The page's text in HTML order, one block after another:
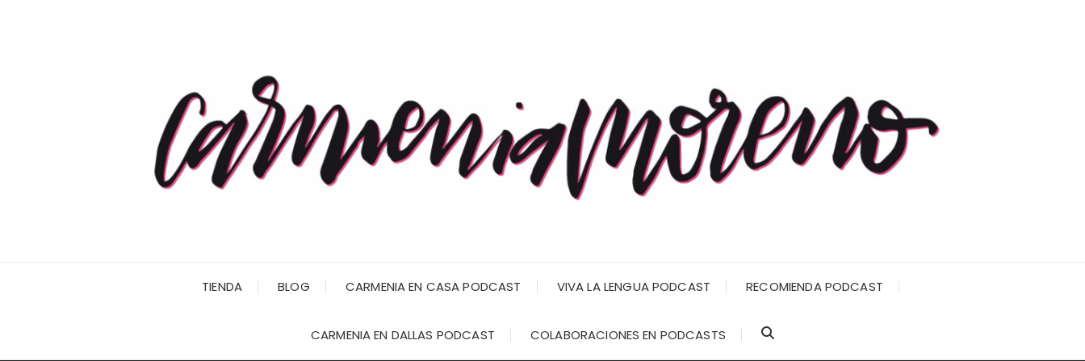
TIENDA BLOG CARMENIA EN CASA PODCAST VIVA LA LENGUA PODCAST RECOMIENDA PODCAST
CARMENIA EN DALLAS PODCAST COLABORACIONES EN PODCASTS